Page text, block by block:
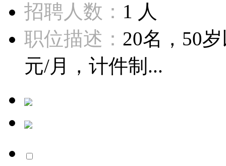
招聘人数： 1 人
职位描述： 20名，50
元/月，计件制...